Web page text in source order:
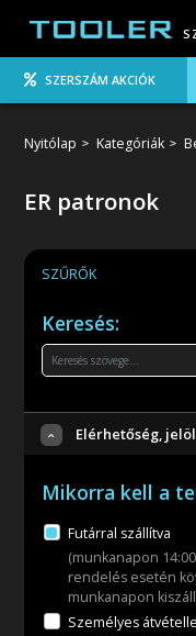
SZERSZÁM AKCIÓK
Nyitólap Kategóriák
ER patronok
SZŰRŐK
Keresés:
Elérhetőség,
Mikorra kell a
Futárral szállítva
(munkanapon
rendelés esetén
munkanapon
Személyes